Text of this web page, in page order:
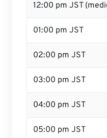
12:00 pm JST
01:00 pm JST
02:00 pm JST
03:00 pm JST
04:00 pm JST
05:00 pm JST